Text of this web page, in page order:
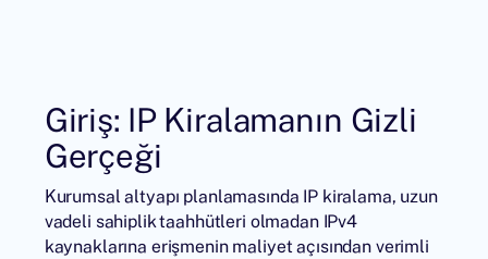
Giriş: IP Kiralamanın Gizli
Gerçeği
Kurumsal altyapı planlamasında IP kiralama, uzun
vadeli sahiplik taahhütleri olmadan IPv4
kaynaklarına erişmenin maliyet açısından verimli